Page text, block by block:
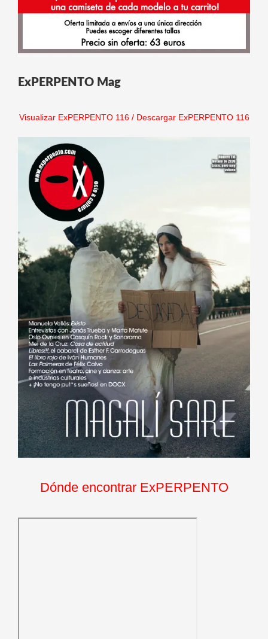
ExPERPENTO Mag
Visualizar ExPERPENTO 116/ Descargar ExPERPENTO 116
Dónde encontrar ExPERPENTO